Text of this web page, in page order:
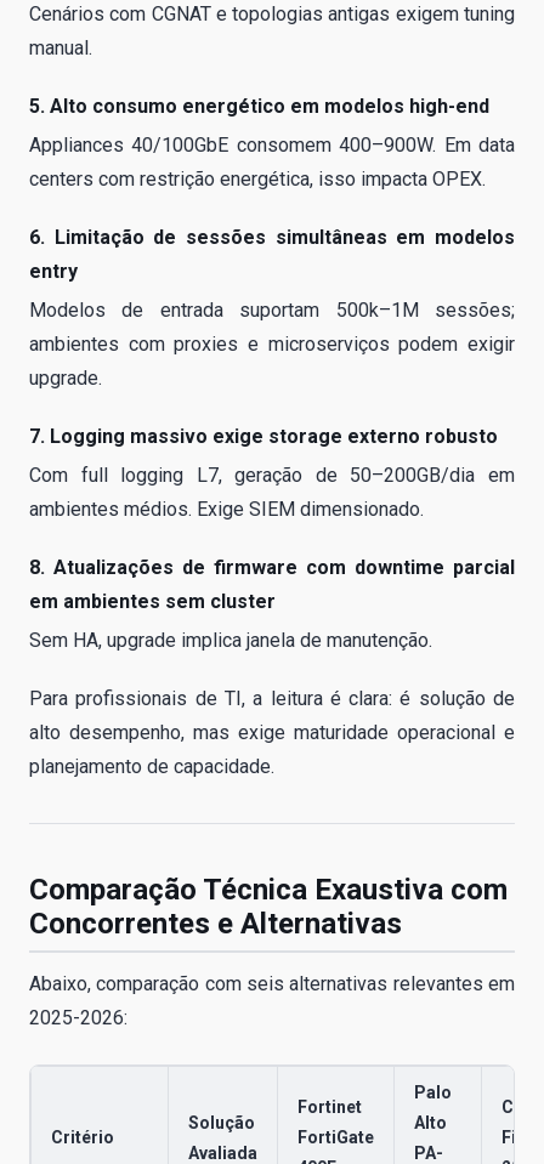
Cenários com CGNAT e topologias antigas exigem tuning
manual.
5. Alto consumo energético em modelos high-end
Appliances 40/100GbE consomem 400–900W. Em data
centers com restrição energética, isso impacta OPEX.
6. Limitação de sessões simultâneas em modelos
entry
Modelos de entrada suportam 500k–1M sessões;
ambientes com proxies e microserviços podem exigir
upgrade.
7. Logging massivo exige storage externo robusto
Com full logging L7, geração de 50–200GB/dia em
ambientes médios. Exige SIEM dimensionado.
8. Atualizações de firmware com downtime parcial
em ambientes sem cluster
Sem HA, upgrade implica janela de manutenção.
Para profissionais de TI, a leitura é clara: é solução de
alto desempenho, mas exige maturidade operacional e
planejamento de capacidade.
Comparação Técnica Exaustiva com
Concorrentes e Alternativas
Abaixo, comparação com seis alternativas relevantes em
2025-2026:
Critério
Solução
Avaliada
Fortinet
FortiGate
Palo
Alto
PA-